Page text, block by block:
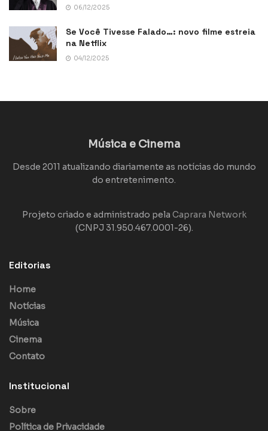
06/12/2025
Se Você Tivesse Falado…: novo filme estreia
na Netflix
04/12/2025
Música e Cinema
Desde 2011 atualizando diariamente as notícias do mundo
do entretenimento.
Projeto criado e administrado pela Caprara Network
(CNPJ 31.950.467.0001-26).
Editorias
Home
Notícias
Música
Cinema
Contato
Institucional
Sobre
Política de Privacidade